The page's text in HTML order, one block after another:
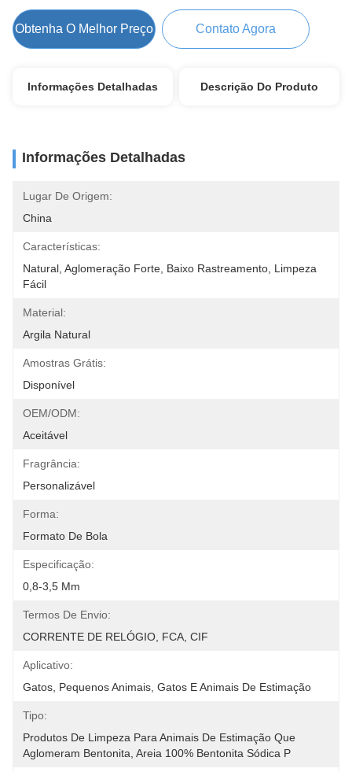
Obtenha O Melhor Preço Contato Agora
Informações Detalhadas Descrição Do Produto
Informações Detalhadas
Lugar De Origem:
China
Características:
Natural, Aglomeração Forte, Baixo Rastreamento, Limpeza
Fácil
Material:
Argila Natural
Amostras Grátis:
Disponível
OEM/ODM:
Aceitável
Fragrância:
Personalizável
Forma:
Formato De Bola
Especificação:
0,8-3,5 Mm
Termos De Envio:
CORRENTE DE RELÓGIO, FCA, CIF
Aplicativo:
Gatos, Pequenos Animais, Gatos E Animais De Estimação
Tipo:
Produtos De Limpeza Para Animais De Estimação Que
Aglomeram Bentonita, Areia 100% Bentonita Sódica P